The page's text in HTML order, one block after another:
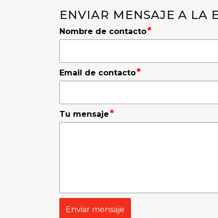
ENVIAR MENSAJE A LA
Nombre de contacto*
Email de contacto*
Tu mensaje*